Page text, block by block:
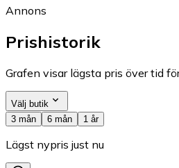
Annons
Prishistorik
Grafen visar lägsta pris över tid
Välj butik
3 mån
6 mån 1 år
Lägst nypris just nu